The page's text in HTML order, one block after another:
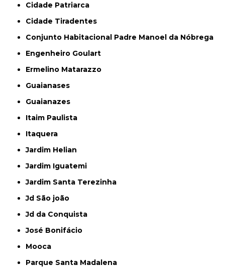
Cidade Patriarca
Cidade Tiradentes
Conjunto Habitacional Padre Manoel da Nóbrega
Engenheiro Goulart
Ermelino Matarazzo
Guaianases
Guaianazes
Itaim Paulista
Itaquera
Jardim Helian
Jardim Iguatemi
Jardim Santa Terezinha
Jd São joão
Jd da Conquista
José Bonifácio
Mooca
Parque Santa Madalena